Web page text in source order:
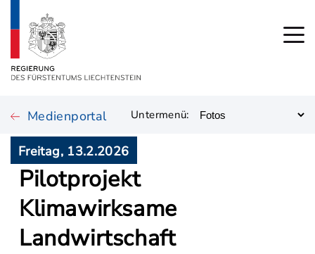
Medienportal Untermenü:
Freitag, 13.2.2026
Pilotprojekt
Klimawirksame
Landwirtschaft